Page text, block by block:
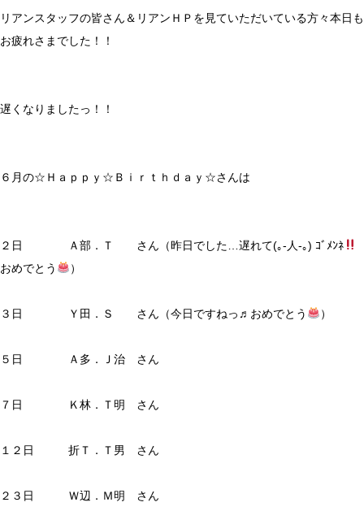
リアンスタッフの皆さん＆リアンＨＰを見ていただいている方々本日も
お疲れさまでした！！
遅くなりましたっ！！
６月の☆Ｈａｐｐｙ☆Ｂｉｒｔｈｄａｙ☆さんは
２日 Ａ部．Ｔ さん（昨日でした…遅れて(｡-人-｡) ｺﾞﾒﾝﾈ
おめでとう
）
３日 Ｙ田．Ｓ さん（今日ですねっ♬おめでとう ）
５日 Ａ多．Ｊ治 さん
７日 Ｋ林．Ｔ明 さん
１２日 折Ｔ．Ｔ男 さん
２３日 Ｗ辺．Ｍ明 さん